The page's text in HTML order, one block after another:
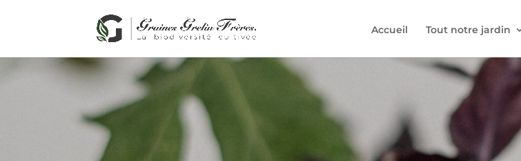
Accueil Tout notre jardin